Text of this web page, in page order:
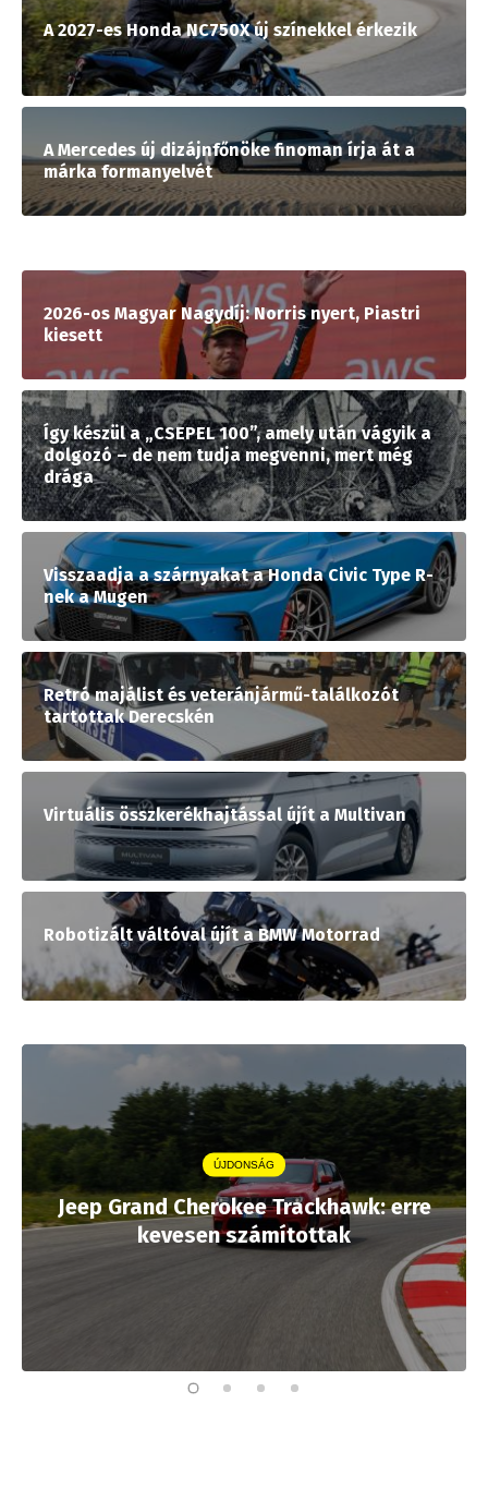
A 2027-es Honda NC750X új színekkel érkezik
A Mercedes új dizájnfőnöke finoman írja át a
márka formanyelvét
2026-os Magyar Nagydíj: Norris nyert, Piastri
kiesett
Így készül a „CSEPEL 100”, amely után vágyik a
dolgozó – de nem tudja megvenni, mert még
drága
Visszaadja a szárnyakat a Honda Civic Type R-
nek a Mugen
Retró majálist és veteránjármű-találkozót
tartottak Derecskén
Virtuális összkerékhajtással újít a Multivan
Robotizált váltóval újít a BMW Motorrad
ÚJDONSÁG
Jeep Grand Cherokee Trackhawk: erre
kevesen számítottak